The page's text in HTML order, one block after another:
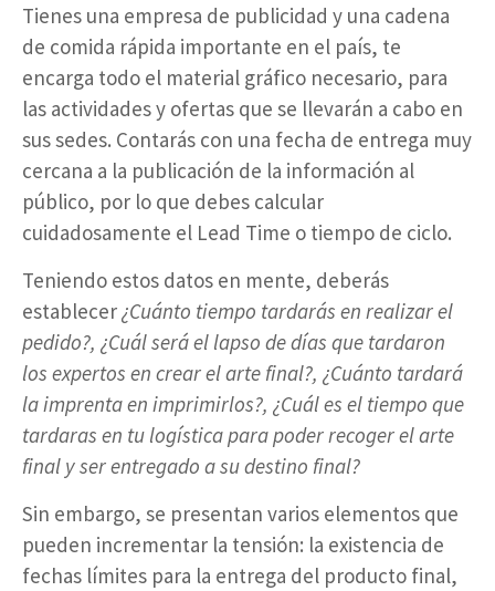
Tienes una empresa de publicidad y una cadena
de comida rápida importante en el país, te
encarga todo el material gráfico necesario, para
las actividades y ofertas que se llevarán a cabo en
sus sedes. Contarás con una fecha de entrega muy
cercana a la publicación de la información al
público, por lo que debes calcular
cuidadosamente el Lead Time o tiempo de ciclo.
Teniendo estos datos en mente, deberás
establecer¿Cuánto tiempo tardarás en realizar el
pedido?, ¿Cuál será el lapso de días que tardaron
los expertos en crear el arte final?, ¿Cuánto tardará
la imprenta en imprimirlos?, ¿Cuál es el tiempo que
tardaras en tu logística para poder recoger el arte
final y ser entregado a su destino final?
Sin embargo, se presentan varios elementos que
pueden incrementar la tensión: la existencia de
fechas límites para la entrega del producto final,